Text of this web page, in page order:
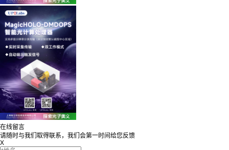
在线留言
请随时与我们取得联系，我们会第一时间给您反馈
X